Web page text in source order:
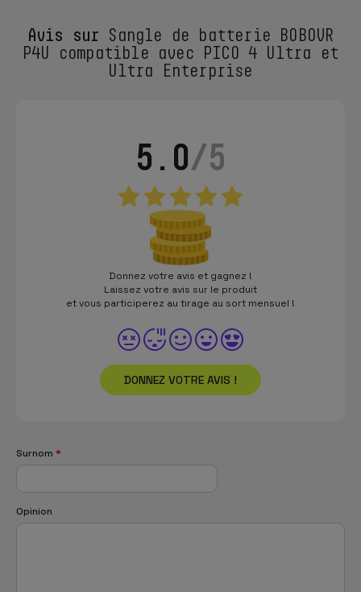
Avis sur Sangle de batterie BOBOVR
P4U compatible avec PICO 4 Ultra et
Ultra Enterprise
5.0/5
Donnez votre avis et gagnez !
Laissez votre avis sur le produit
et vous participerez au tirage au sort mensuel !
DONNEZ VOTRE AVIS !
Surnom *
Opinion